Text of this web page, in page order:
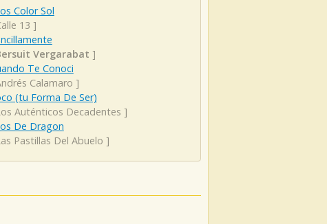
Color Sol
13 ]
Vergarabat ]
Te Conoci
Calamaro ]
(tu Forma De Ser)
Auténticos Decadentes ]
De Dragon
Pastillas Del Abuelo ]